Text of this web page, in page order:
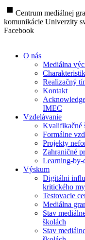
stop Centrum mediálnej
komunikácie Univerzity
Facebook
O nás
Mediálna
Realizačný
Kontakt
IMEC
Vzdelávanie
Kvalifikačné
Formálne
Projekty
Zahraničné
Learning-by-
Výskum
Digitálni
kritického
Testovacie
Mediálna
Stav
školách
Stav